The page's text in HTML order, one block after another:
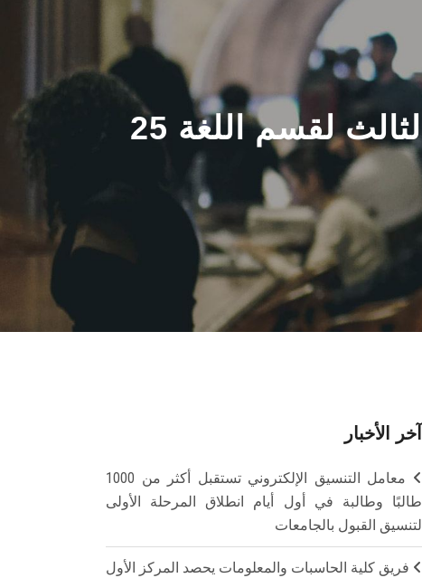
25 نوفمبر.. العربية وقضايا الترجمة الآن.. المؤتمر الثالث لقسم اللغة
آخر الأخبار
معامل التنسيق الإلكتروني تستقبل أكثر من 1000
طالبًا وطالبة في أول أيام انطلاق المرحلة الأولى
لتنسيق القبول بالجامعات
فريق كلية الحاسبات والمعلومات يحصد المركز الأول